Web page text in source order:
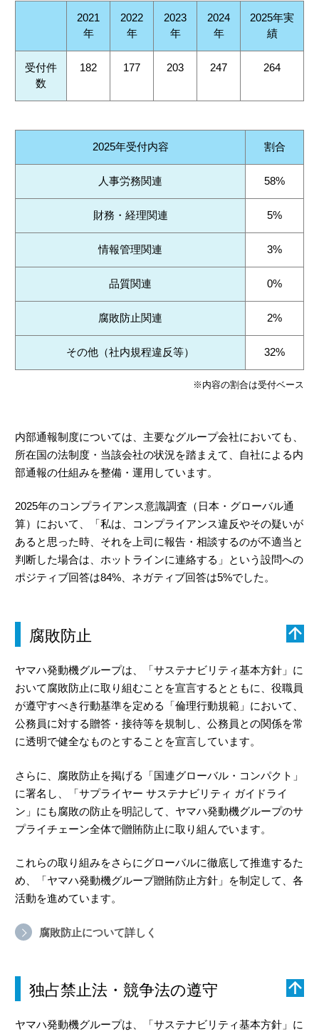
2021
年
2022
年
2023
年
2024
年
2025年実
績
受付件
数
182 177 203 247 264
2025年受付内容 割合
人事労務関連 58%
財務・経理関連 5%
情報管理関連 3%
品質関連 0%
腐敗防止関連 2%
その他（社内規程違反等） 32%
※内容の割合は受付ベース
内部通報制度については、主要なグループ会社においても、
所在国の法制度・当該会社の状況を踏まえて、自社による内
部通報の仕組みを整備・運用しています。
2025年のコンプライアンス意識調査（日本・グローバル通
算）において、「私は、コンプライアンス違反やその疑いが
あると思った時、それを上司に報告・相談するのが不適当と
判断した場合は、ホットラインに連絡する」という設問への
ポジティブ回答は84%、ネガティブ回答は5%でした。
腐敗防止
ヤマハ発動機グループは、「サステナビリティ基本方針」に
おいて腐敗防止に取り組むことを宣言するとともに、役職員
が遵守すべき行動基準を定める「倫理行動規範」において、
公務員に対する贈答・接待等を規制し、公務員との関係を常
に透明で健全なものとすることを宣言しています。
さらに、腐敗防止を掲げる「国連グローバル・コンパクト」
に署名し、「サプライヤー サステナビリティ ガイドライ
ン」にも腐敗の防止を明記して、ヤマハ発動機グループのサ
プライチェーン全体で贈賄防止に取り組んでいます。
これらの取り組みをさらにグローバルに徹底して推進するた
め、「ヤマハ発動機グループ贈賄防止方針」を制定して、各
活動を進めています。
腐敗防止について詳しく
独占禁止法・競争法の遵守
ヤマハ発動機グループは、「サステナビリティ基本方針」に